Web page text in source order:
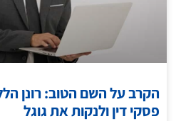
הקרב על השם הטוב: רונן
פסקי דין ולנקות את גוגל